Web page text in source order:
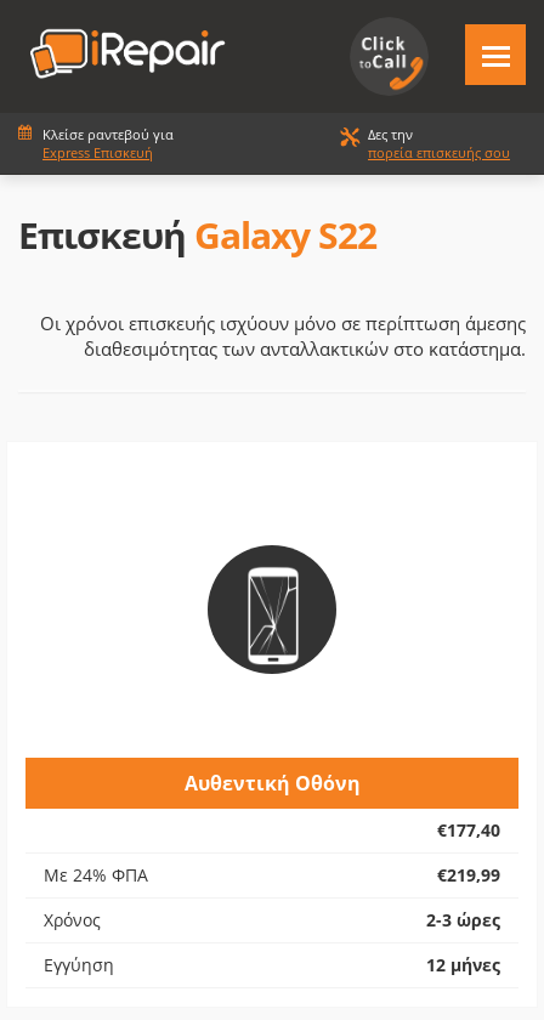
Κλείσε ραντεβού για
Express Επισκευή
Δες την
πορεία επισκευής σου
Επισκευή Galaxy S22
Οι χρόνοι επισκευής ισχύουν μόνο σε περίπτωση άμεσης
διαθεσιμότητας των ανταλλακτικών στο κατάστημα.
Αυθεντική Οθόνη
€177,40
Με 24% ΦΠΑ
€219,99
Χρόνος
2-3 ώρες
Εγγύηση
12 μήνες